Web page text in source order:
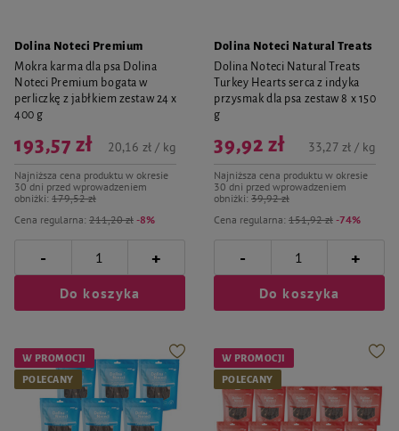
Dolina Noteci Premium
Mokra karma dla psa Dolina
Noteci Premium bogata w
perliczkę z jabłkiem zestaw 24 x
400 g
Cena regularna: 211,20 zł -8%
193,57 zł
Najniższa cena produktu w okresie
30 dni przed wprowadzeniem
obniżki: 179,52 zł
20,16 zł / kg
- +
Do koszyka
Dolina Noteci Natural Treats
Dolina Noteci Natural Treats
Turkey Hearts serca z indyka
przysmak dla psa zestaw 8 x 150
g
Cena regularna: 151,92 zł -74%
39,92 zł
Najniższa cena produktu w okresie
30 dni przed wprowadzeniem
obniżki: 39,92 zł
33,27 zł / kg
- +
Do koszyka
W PROMOCJI
POLECANY
W PROMOCJI
POLECANY